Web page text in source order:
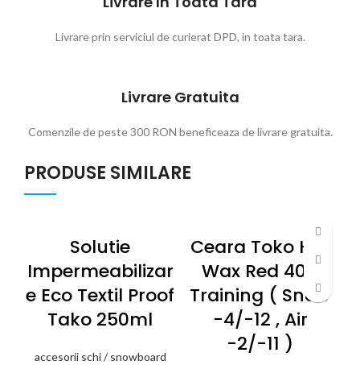
Livrare prin serviciul de curierat DPD, in toata tara.
Livrare Gratuita
Comenzile de peste 300 RON beneficeaza de livrare gratuita.
PRODUSE SIMILARE
Solutie
Impermeabilizar
E Eco Textil Proof
Tako 250ml
accesorii schi / snowboard
Ceara Toko Hot
Wax Red 40g
Training ( Snow
-4/-12 , Air
-2/-11 )